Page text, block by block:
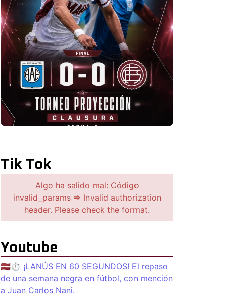
Tik Tok
Algo ha salido mal: Código
invalid_params => Invalid authorization
header. Please check the format.
Youtube
🇱🇻⏱️ ¡LANÚS EN 60 SEGUNDOS! El repaso
de una semana negra en fútbol, con mención
a Juan Carlos Nani.